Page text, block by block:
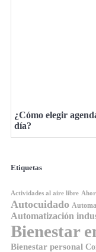
¿Cómo elegir
día?
Etiquetas
Actividades al aire libre
Autocuidado
Automatización
Bienestar
Bienestar personal